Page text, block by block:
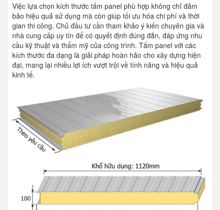
Việc lựa chọn kích thước tấm panel phù hợp không chỉ đảm
bảo hiệu quả sử dụng mà còn giúp tối ưu hóa chi phí và thời
gian thi công. Chủ đầu tư cần tham khảo ý kiến chuyên gia và
nhà cung cấp uy tín để có quyết định đúng đắn, đáp ứng nhu
cầu kỹ thuật và thẩm mỹ của công trình. Tấm panel với các
kích thước đa dạng là giải pháp hoàn hảo cho xây dựng hiện
đại, mang lại nhiều lợi ích vượt trội về tính năng và hiệu quả
kinh tế.